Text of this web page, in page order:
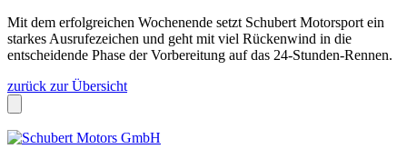
Mit dem erfolgreichen Wochenende setzt Schubert Motorsport ein
starkes Ausrufezeichen und geht mit viel Rückenwind in die
entscheidende Phase der Vorbereitung auf das 24-Stunden-Rennen.
zurück zur Übersicht